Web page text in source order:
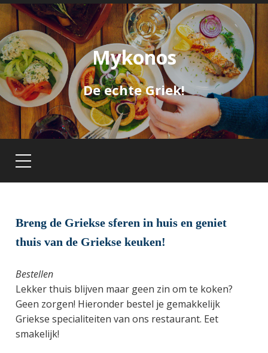
Mykonos
De echte Griek!
Breng de Griekse sferen in huis en geniet
thuis van de Griekse keuken!
Bestellen
Lekker thuis blijven maar geen zin om te koken?
Geen zorgen! Hieronder bestel je gemakkelijk
Griekse specialiteiten van ons restaurant. Eet
smakelijk!